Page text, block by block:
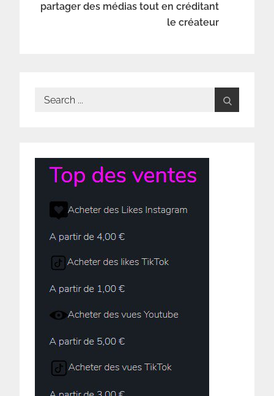
l’article
partager des médias tout en créditant
le créateur
Search